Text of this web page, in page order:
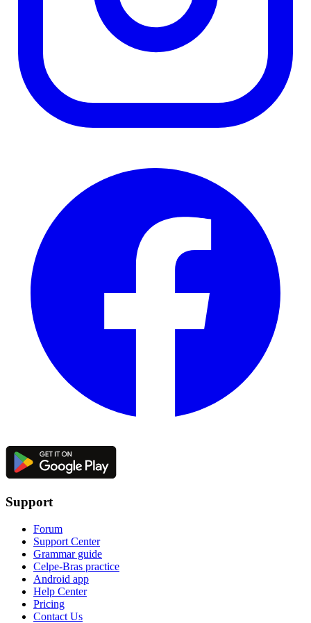
Support
Forum
Support Center
Grammar guide
Celpe-Bras practice
Android app
Help Center
Pricing
Contact Us